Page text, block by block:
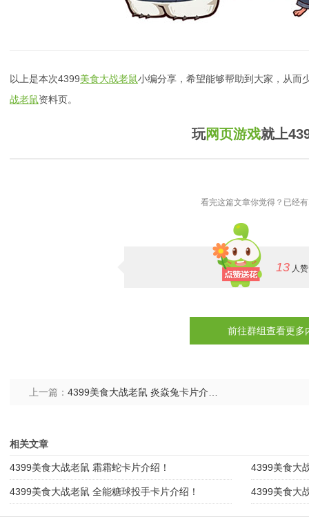
以上是本次4399美食大战老鼠小编分享，希望能够帮助到大家，从而
战老鼠资料页。
玩网页游戏就上
看完这篇文章你觉得？已经
13 人
前往群组查看更多
上一篇：
相关文章
4399美食大战老鼠 霜霜蛇卡片介绍！ 4399美食大
4399美食大战老鼠 全能糖球投手卡片介绍！ 4399美食大